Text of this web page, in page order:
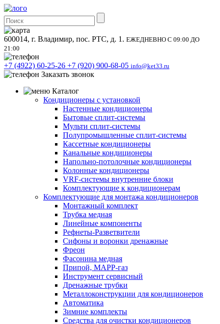
600014, г. Владимир, пос. РТС, д. 1. ЕЖЕДНЕВНО С 09:00 ДО
21:00
+7 (4922) 60-25-26 +7 (920) 900-68-05 info@ket33.ru
Заказать звонок
Каталог
Кондиционеры с установкой
Настенные кондиционеры
Бытовые сплит-системы
Мульти сплит-системы
Полупромышленные сплит-системы
Кассетные кондиционеры
Канальные кондиционеры
Напольно-потолочные кондиционеры
Колонные кондиционеры
VRF-системы внутренние блоки
Комплектующие к кондиционерам
Комплектующие для монтажа кондиционеров
Монтажный комплект
Трубка медная
Линейные компоненты
Рефнеты-Разветвители
Сифоны и воронки дренажные
Фреон
Фасонина медная
Припой, МАРР-газ
Инструмент сервисный
Дренажные трубки
Металлоконструкции для кондиционеров
Автоматика
Зимние комплекты
Средства для очистки кондиционеров